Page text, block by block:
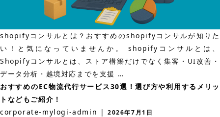
選！
比
較
イ
shopifyコンサルとは？おすすめのshopifyコンサルが知りた
い！と気になっていませんか。 shopifyコンサルとは、
Shopifyコンサルとは、ストア構築だけでなく集客・UI改善・
データ分析・越境対応までを支援 …
す
め
おすすめのEC物流代行サービス30選！選び方や利用するメリッ
トなどもご紹介！
corporate-mylogi-admin |2026年7月1日